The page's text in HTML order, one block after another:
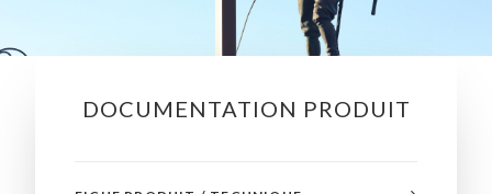
DOCUMENTATION PRODUIT